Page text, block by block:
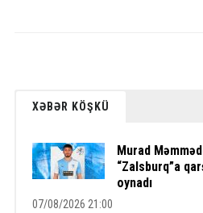
XƏBƏR KÖŞKÜ
Murad
“Zalsburq”a
oynadı
07/08/2026 21:00